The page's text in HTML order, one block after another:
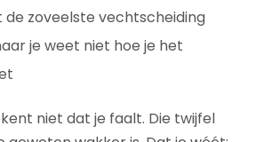
de zoveelste vechtscheiding
je weet niet hoe je het
niet dat je faalt. Die twijfel